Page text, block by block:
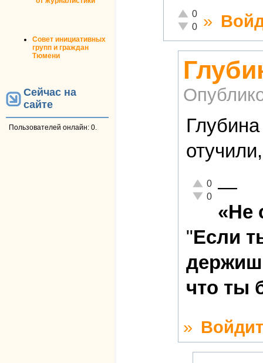
Совет инициативных
групп и граждан
Тюмени
Сейчас на
сайте
Пользователей онлайн: 0.
Отлично!
0
Неадекватно!
0 »
Отлично!
0
Неадекватно!
0 —
«Не
"Если
что ты
»